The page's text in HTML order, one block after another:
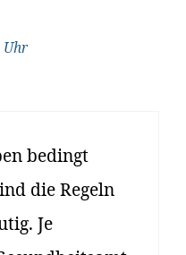
Uhr
bedingt
die Regeln
Je